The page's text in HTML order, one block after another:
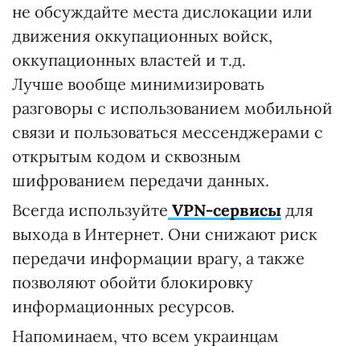
не обсуждайте места дислокации или
движения оккупационных войск,
оккупационных властей и т.д.
Лучше вообще минимизировать
разговоры с использованием мобильной
связи и пользоваться мессенджерами с
открытым кодом и сквозным
шифрованием передачи данных.
Всегда используйте VPN-сервисы для
выхода в Интернет. Они снижают риск
передачи информации врагу, а также
позволяют обойти блокировку
информационных ресурсов.
Напоминаем, что всем украинцам